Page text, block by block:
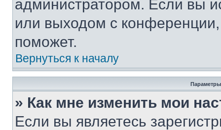
администратором. Если вы
или выходом с
поможет.
Вернуться к началу
Параметры
» Как мне изменить мои
Если вы являетесь